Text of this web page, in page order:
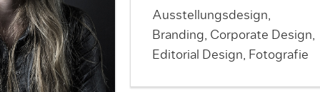
Ausstellungsdesign,
Branding, Corporate Design,
Editorial Design, Fotografie